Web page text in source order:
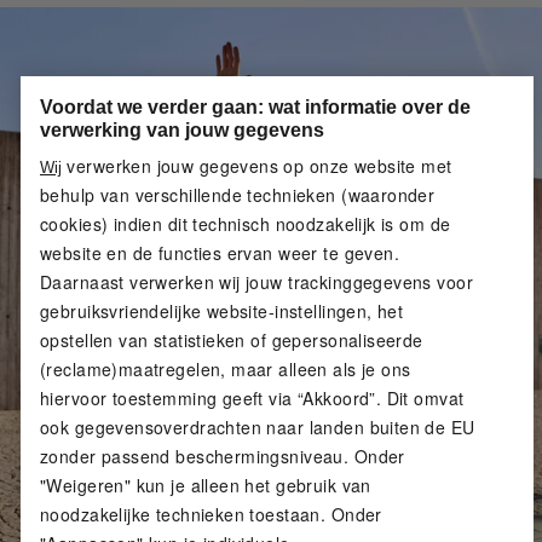
Voordat we verder gaan: wat informatie over de
verwerking van jouw gegevens
Wij verwerken jouw gegevens op onze website met
behulp van verschillende technieken (waaronder
cookies) indien dit technisch noodzakelijk is om de
website en de functies ervan weer te geven.
Daarnaast verwerken wij jouw trackinggegevens voor
gebruiksvriendelijke website-instellingen, het
opstellen van statistieken of gepersonaliseerde
(reclame)maatregelen, maar alleen als je ons
hiervoor toestemming geeft via “Akkoord”. Dit omvat
ook gegevensoverdrachten naar landen buiten de EU
zonder passend beschermingsniveau. Onder
"Weigeren" kun je alleen het gebruik van
noodzakelijke technieken toestaan. Onder